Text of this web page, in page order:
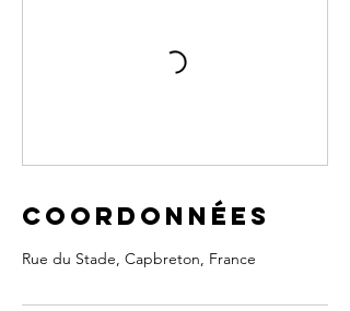
Coordonnées
Rue du Stade, Capbreton, France